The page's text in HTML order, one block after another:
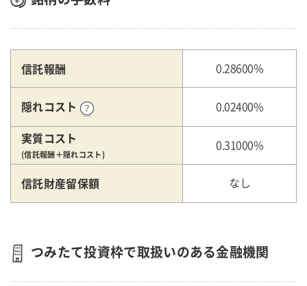
信託報酬 0.28600%
隠れコスト 0.02400%
実質コスト
(信託報酬＋隠れコスト)
0.31000%
信託財産留保額 なし
つみたて投資枠で取扱いのある金融機関